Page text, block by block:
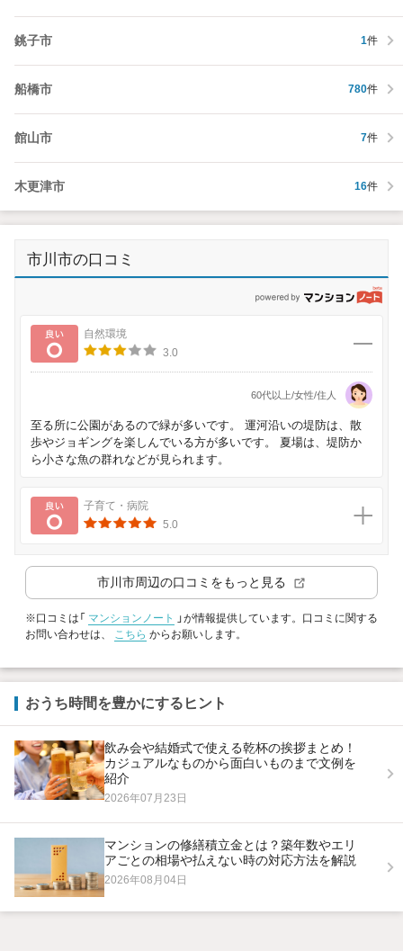
銚子市 1件
船橋市 780件
館山市 7件
木更津市 16件
市川市の口コミ
良い
自然環境
3.0
60代以上/女性/住人
至る所に公園があるので緑が多いです。 運河沿いの堤防は、散
歩やジョギングを楽しんでいる方が多いです。 夏場は、堤防か
ら小さな魚の群れなどが見られます。
良い
子育て・病院
5.0
市川市周辺の口コミをもっと見る
※口コミは「 マンションノート
」が情報提供しています。口コミに関する
お問い合わせは、
こちら からお願いします。
おうち時間を豊かにするヒント
飲み会や結婚式で使える乾杯の挨拶まとめ！
カジュアルなものから面白いものまで文例を
紹介
2026年07月23日
マンションの修繕積立金とは？築年数やエリ
アごとの相場や払えない時の対応方法を解説
2026年08月04日